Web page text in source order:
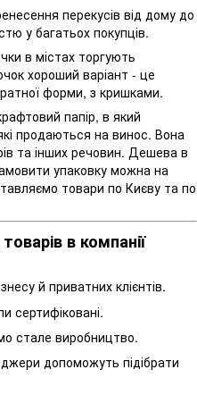
перекусів від дому до
у багатьох покупців.
в містах торгують
хороший варіант - це
форми, з кришками.
папір, в який
продаються на винос. Вона
та інших речовин. Дешева в
упаковку можна на
товари по Києву та по
в компанії
й приватних клієнтів.
сертифіковані.
стале виробництво.
допоможуть підібрати